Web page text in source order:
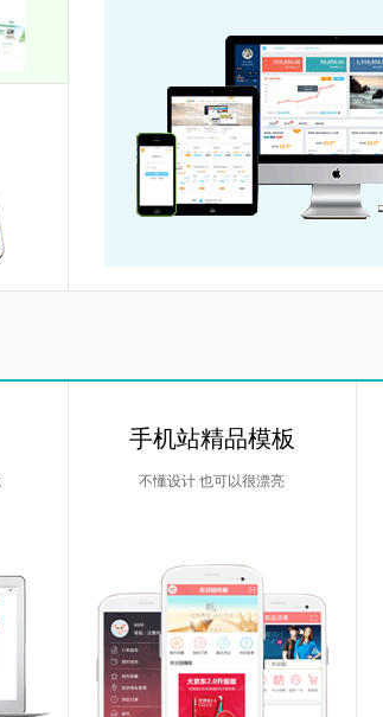
手机站精品模板
不懂设计 也可以很漂亮